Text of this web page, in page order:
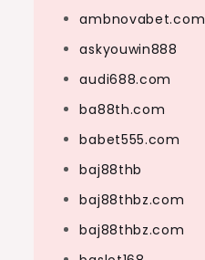
ambnovabet.com
askyouwin888
audi688.com
ba88th.com
babet555.com
baj88thb
baj88thbz.com
baj88thbz.com